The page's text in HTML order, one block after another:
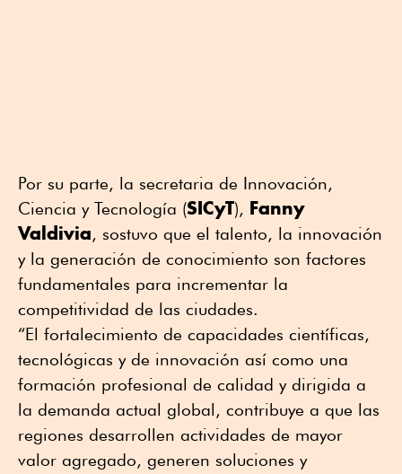
Por su parte, la secretaria de Innovación,
Ciencia y Tecnología (SICyT), Fanny
Valdivia, sostuvo que el talento, la innovación
y la generación de conocimiento son factores
fundamentales para incrementar la
competitividad de las ciudades.
“El fortalecimiento de capacidades científicas,
tecnológicas y de innovación así como una
formación profesional de calidad y dirigida a
la demanda actual global, contribuye a que las
regiones desarrollen actividades de mayor
valor agregado, generen soluciones y